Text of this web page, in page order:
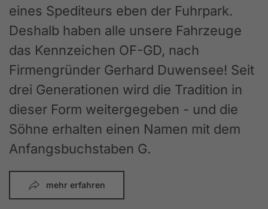
eines Spediteurs eben der Fuhrpark.
Deshalb haben alle unsere Fahrzeuge
das Kennzeichen OF-GD, nach
Firmengründer Gerhard Duwensee! Seit
drei Generationen wird die Tradition in
dieser Form weitergegeben - und die
Söhne erhalten einen Namen mit dem
Anfangsbuchstaben G.
mehr erfahren